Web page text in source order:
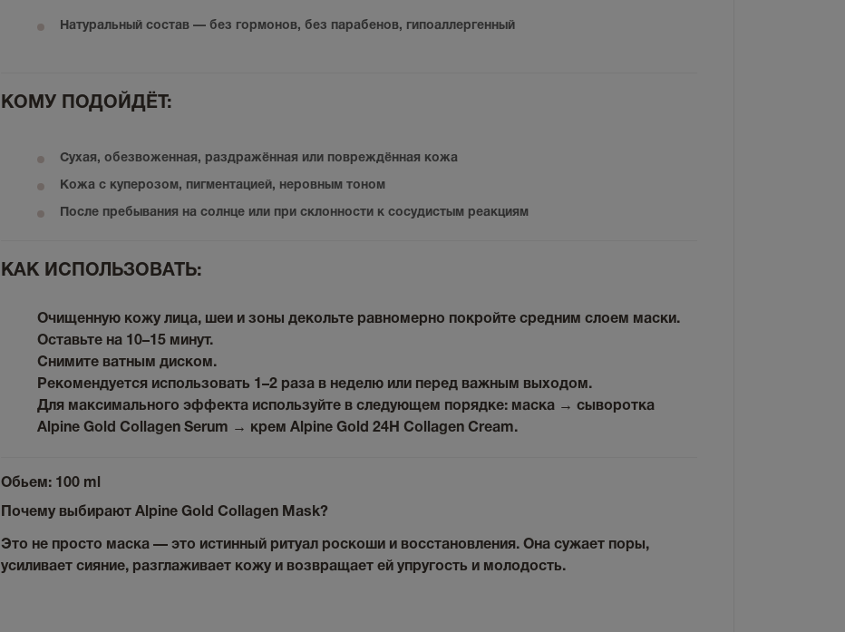
Натуральный состав — без гормонов, без парабенов, гипоаллергенный
КОМУ ПОДОЙДЁТ:
Сухая, обезвоженная, раздражённая или повреждённая кожа
Кожа с куперозом, пигментацией, неровным тоном
После пребывания на солнце или при склонности к сосудистым реакциям
КАК ИСПОЛЬЗОВАТЬ:
Очищенную кожу лица, шеи и зоны декольте равномерно покройте средним слоем маски.
Оставьте на 10–15 минут.
Снимите ватным диском.
Рекомендуется использовать 1–2 раза в неделю или перед важным выходом.
Для максимального эффекта используйте в следующем порядке: маска → сыворотка
Alpine Gold Collagen Serum → крем Alpine Gold 24H Collagen Cream.
Обьем: 100 ml
Почему выбирают Alpine Gold Collagen Mask?
Это не просто маска — это истинный ритуал роскоши и восстановления. Она сужает поры,
усиливает сияние, разглаживает кожу и возвращает ей упругость и молодость.